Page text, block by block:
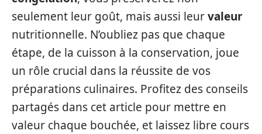
seulement leur goût, mais aussi leurvaleur
nutritionnelle. N’oubliez pas que chaque
étape, de la cuisson à la conservation, joue
un rôle crucial dans la réussite de vos
préparations culinaires. Profitez des conseils
partagés dans cet article pour mettre en
valeur chaque bouchée, et laissez libre cours